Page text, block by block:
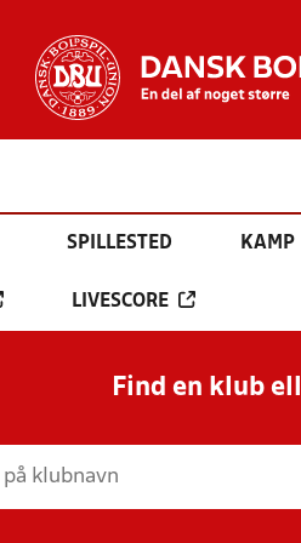
SPILLESTED KAMP
LIVESCORE
Find en klub